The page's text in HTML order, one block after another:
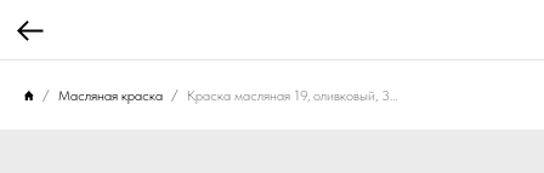
Масляная краска